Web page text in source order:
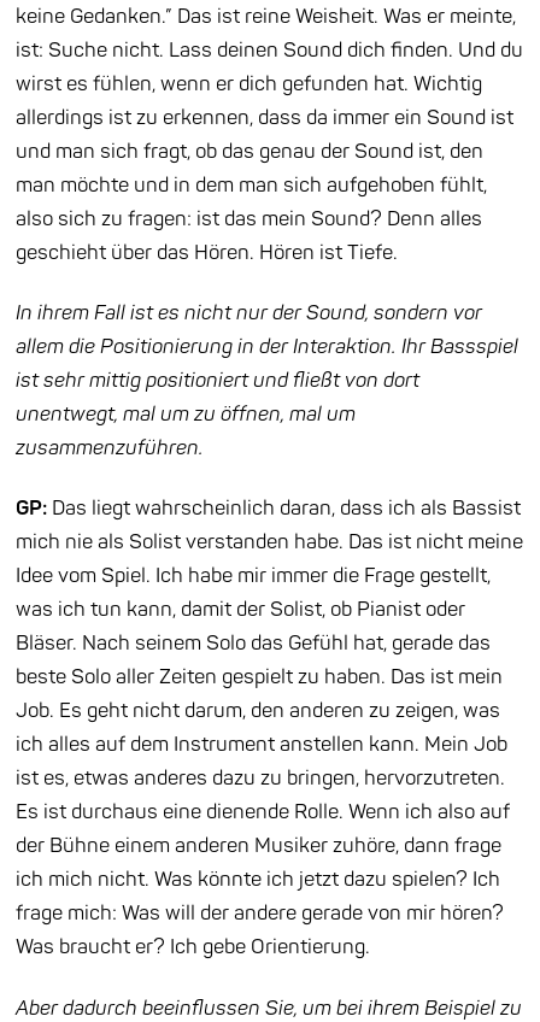
keine Gedanken.” Das ist reine Weisheit. Was er meinte,
ist: Suche nicht. Lass deinen Sound dich finden. Und du
wirst es fühlen, wenn er dich gefunden hat. Wichtig
allerdings ist zu erkennen, dass da immer ein Sound ist
und man sich fragt, ob das genau der Sound ist, den
man möchte und in dem man sich aufgehoben fühlt,
also sich zu fragen: ist das mein Sound? Denn alles
geschieht über das Hören. Hören ist Tiefe.
In ihrem Fall ist es nicht nur der Sound, sondern vor
allem die Positionierung in der Interaktion. Ihr Bassspiel
ist sehr mittig positioniert und fließt von dort
unentwegt, mal um zu öffnen, mal um
zusammenzuführen.
GP: Das liegt wahrscheinlich daran, dass ich als Bassist
mich nie als Solist verstanden habe. Das ist nicht meine
Idee vom Spiel. Ich habe mir immer die Frage gestellt,
was ich tun kann, damit der Solist, ob Pianist oder
Bläser. Nach seinem Solo das Gefühl hat, gerade das
beste Solo aller Zeiten gespielt zu haben. Das ist mein
Job. Es geht nicht darum, den anderen zu zeigen, was
ich alles auf dem Instrument anstellen kann. Mein Job
ist es, etwas anderes dazu zu bringen, hervorzutreten.
Es ist durchaus eine dienende Rolle.Wenn ich also auf
der Bühne einem anderen Musiker zuhöre, dann frage
ich mich nicht. Was könnte ich jetzt dazu spielen? Ich
frage mich: Was will der andere gerade von mir hören?
Was braucht er? Ich gebe Orientierung.
Aber dadurch beeinflussen Sie, um bei ihrem Beispiel zu